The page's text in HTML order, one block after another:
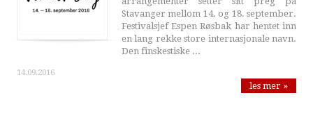
Stavanger mellom 14. og 18. september.
Festivalsjef Espen Røsbak har hentet inn
en lang rekke store internasjonale navn.
Den finskestiske ...
14.09.2016
les mer »